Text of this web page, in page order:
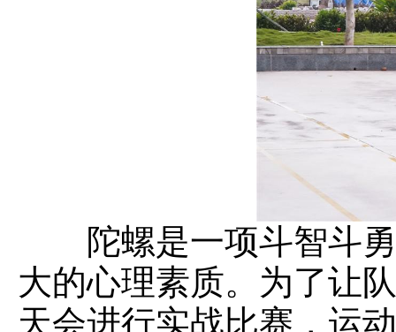
陀螺是一项斗智斗勇
大的心理素质。为了让
天会进行实战比赛，运